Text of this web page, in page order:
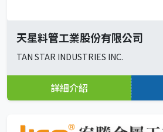
天星料管工業股份有限公司
TAN STAR INDUSTRIES INC.
詳細介紹